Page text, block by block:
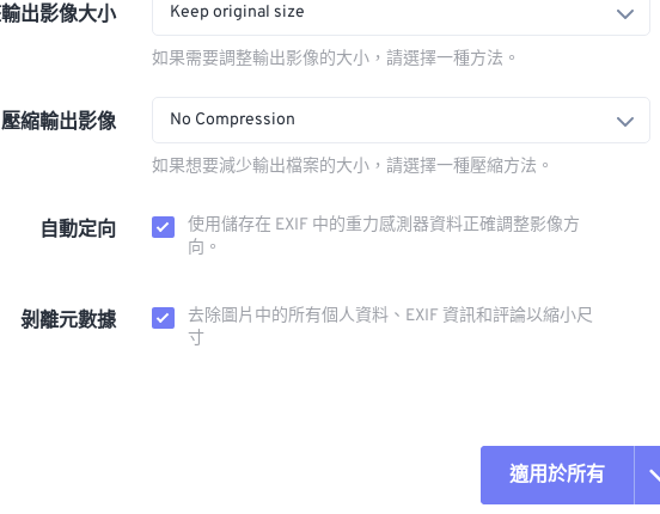
出影像大小 Keep original size
如果需要調整輸出影像的大小，請選擇一種方法。
壓縮輸出影像 No Compression
如果想要減少輸出檔案的大小，請選擇一種壓縮方法。
自動定向
使用儲存在 EXIF 中的重力感測器資料正確調整影像方
向。
剝離元數據
去除圖片中的所有個人資料、EXIF 資訊和評論以縮小尺
寸
適用於所有